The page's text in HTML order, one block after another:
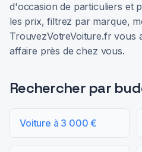
d'occasion de particuliers et
les prix, filtrez par marque,
TrouvezVotreVoiture.fr vous
affaire près de chez vous.
Rechercher par
Voiture à 3 000 €